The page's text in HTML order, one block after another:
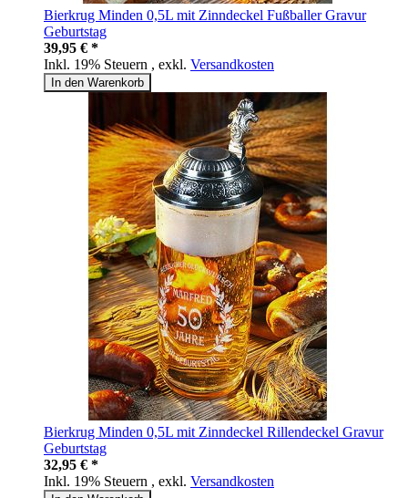
Bierkrug Minden 0,5L mit Zinndeckel Fußballer Gravur
Geburtstag
39,95 € *
Inkl. 19% Steuern , exkl. Versandkosten
In den Warenkorb
Bierkrug Minden 0,5L mit Zinndeckel Rillendeckel Gravur
Geburtstag
32,95 € *
Inkl. 19% Steuern , exkl. Versandkosten